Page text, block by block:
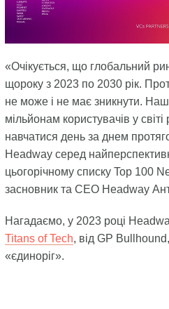
«Очікується, що глобальний
щороку з 2023 по 2030 рік.
не може і не має зникнути.
мільйонам користувачів у
навчатися день за днем
Headway серед
цьогорічному списку Top 100
засновник та CEO Headway
Нагадаємо, у 2023 році
Titans of Tech, від GP
«єдиноріг».